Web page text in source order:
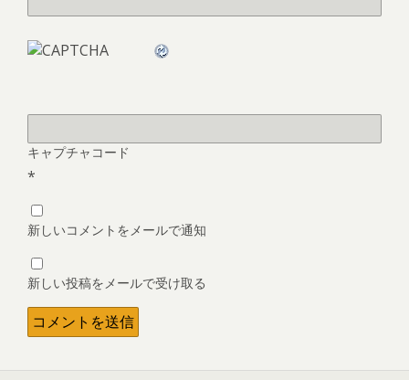
キャプチャコード
*
新しいコメントをメールで通知
新しい投稿をメールで受け取る